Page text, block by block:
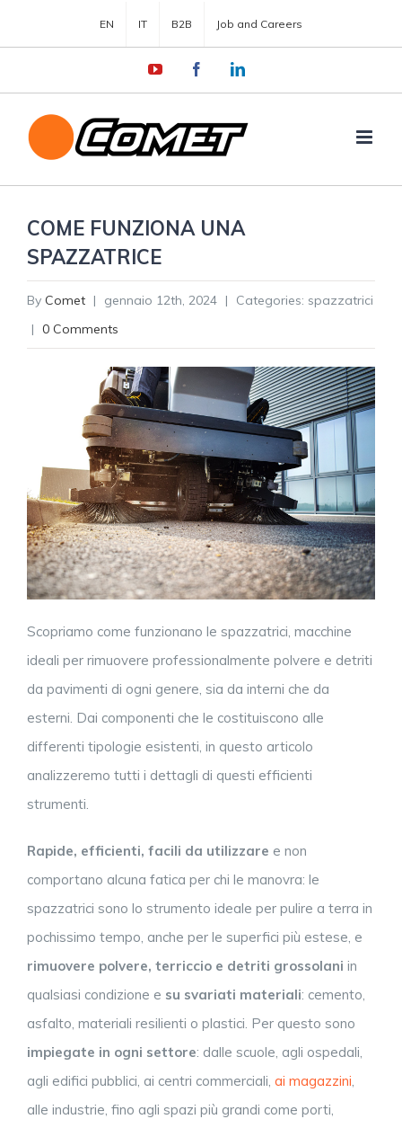
EN IT B2B Job and Careers
YouTube FacebookLinkedIn
COME FUNZIONA UNA
SPAZZATRICE
By Comet | gennaio 12th, 2024 | Categories: spazzatrici
| 0 Comments
Scopriamo come funzionano le spazzatrici, macchine
ideali per rimuovere professionalmente polvere e detriti
da pavimenti di ogni genere, sia da interni che da
esterni. Dai componenti che le costituiscono alle
differenti tipologie esistenti, in questo articolo
analizzeremo tutti i dettagli di questi efficienti
strumenti.
Rapide, efficienti, facili da utilizzare e non
comportano alcuna fatica per chi le manovra: le
spazzatrici sono lo strumento ideale per pulire a terra in
pochissimo tempo, anche per le superfici più estese, e
rimuovere polvere, terriccio e detriti grossolani in
qualsiasi condizione e su svariati materiali: cemento,
asfalto, materiali resilienti o plastici. Per questo sono
impiegate in ogni settore: dalle scuole, agli ospedali,
agli edifici pubblici, ai centri commerciali, ai magazzini
alle industrie, fino agli spazi più grandi come porti,